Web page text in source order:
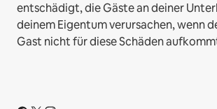
entschädigt, die Gäste an deiner
deinem Eigentum verursachen, wenn
Gast nicht für diese Schäden